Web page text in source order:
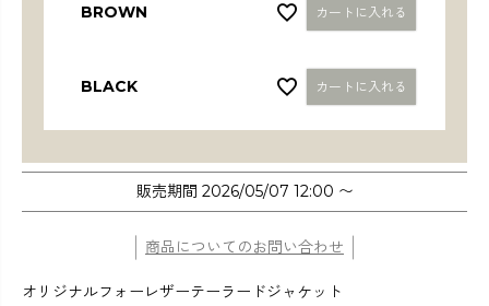
BROWN カートに入れる
BLACK カートに入れる
販売期間 2026/05/07 12:00 〜
商品についてのお問い合わせ
オリジナルフォーレザーテーラードジャケット